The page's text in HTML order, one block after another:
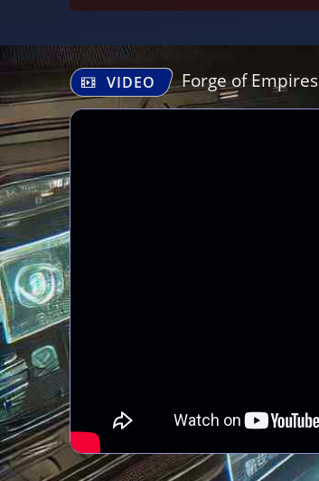
VIDEO Forge of Empires